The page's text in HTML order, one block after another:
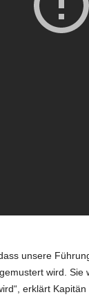
unsere
wird.
erklärt